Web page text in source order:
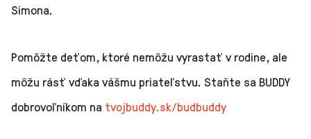
Simona.
Pomôžte deťom, ktoré nemôžu vyrastať v rodine, ale
môžu rásť vďaka vášmu priateľstvu. Staňte sa BUDDY
dobrovoľníkom na tvojbuddy.sk/budbuddy